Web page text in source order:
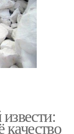
качество